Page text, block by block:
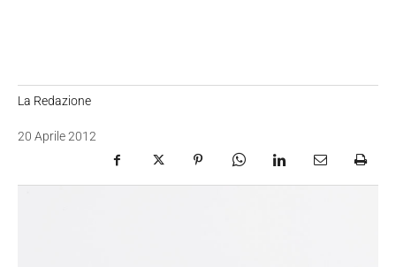
La Redazione
20 Aprile 2012